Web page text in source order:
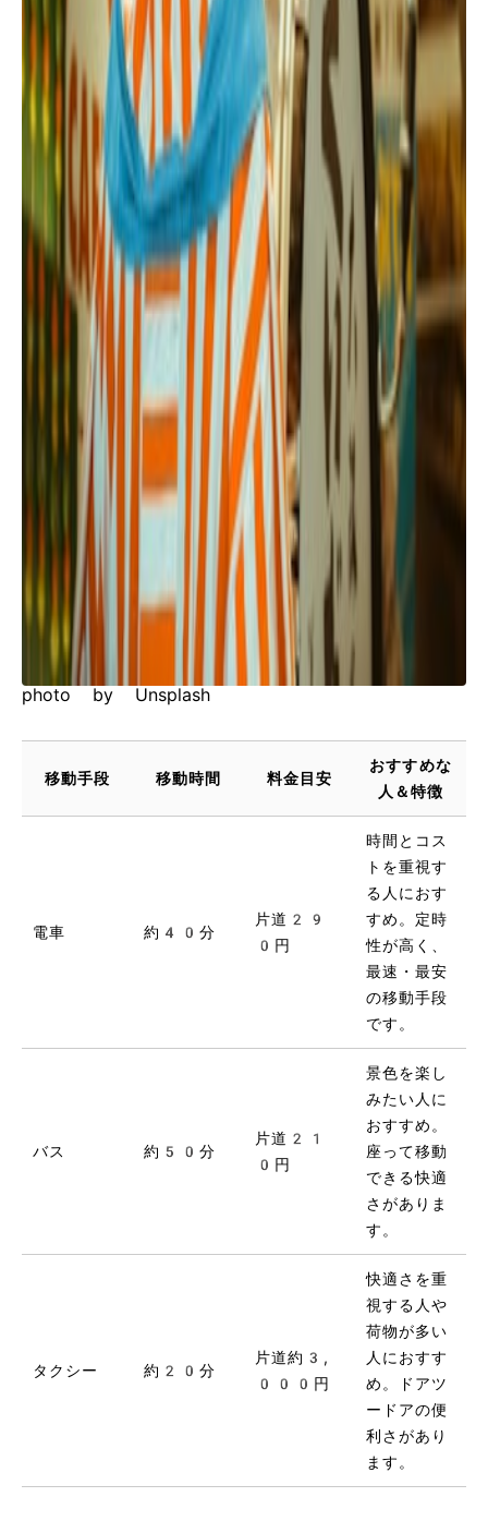
photo by Unsplash
移動手段 移動時間 料金目安
おすすめな
人＆特徴
電車 約40分
片道29
0円
時間とコス
トを重視す
る人におす
すめ。定時
性が高く、
最速・最安
の移動手段
です。
バス 約50分
片道21
0円
景色を楽し
みたい人に
おすすめ。
座って移動
できる快適
さがありま
す。
タクシー 約20分
片道約3,
000円
快適さを重
視する人や
荷物が多い
人におすす
め。ドアツ
ードアの便
利さがあり
ます。